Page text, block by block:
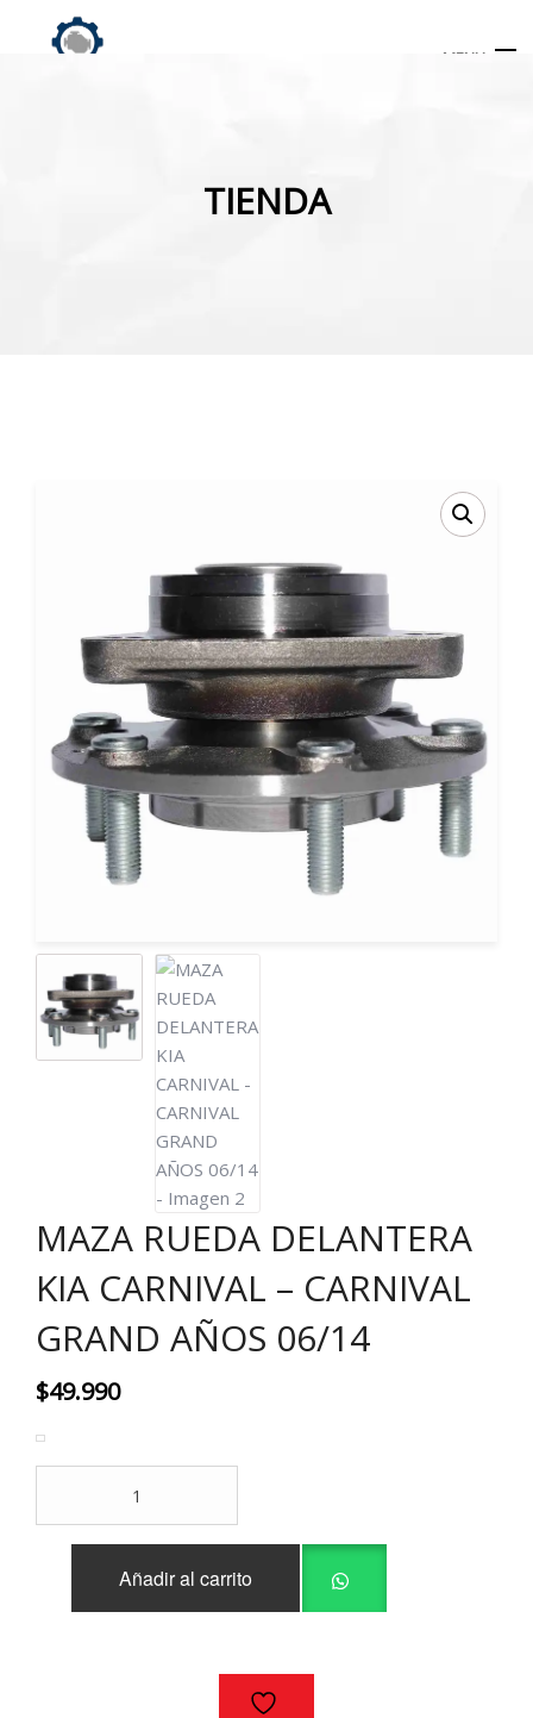
MENU
TIENDA
MAZA RUEDA DELANTERA
KIA CARNIVAL – CARNIVAL
GRAND AÑOS 06/14
$49.990
DELANTERA
Añadir al carrito